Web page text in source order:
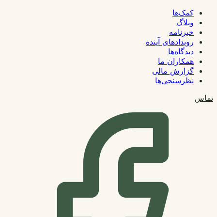
کمک‌ها
وبلاگ
خبرنامه
رویدادهای آینده
دیدگاه‌ها
همکاران ما
گزارش مالی
نظرسنجی‌ها
تماس